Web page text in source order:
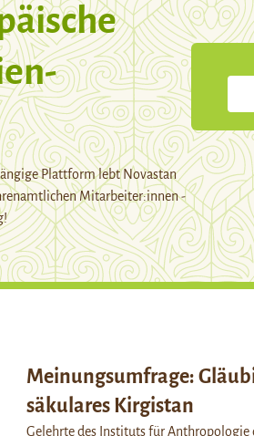
Plattform lebt Novastan
Mitarbeiter:innen -
Meinungsumfrage:
säkulares Kirgistan
Gelehrte des Instituts für